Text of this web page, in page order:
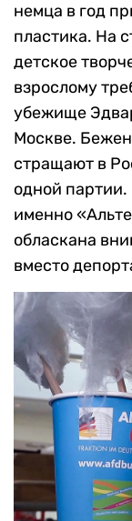
немца в год
пластика. На
детское
взрослому
убежище
Москве.
стращают в
одной
именно
обласкана
вместо